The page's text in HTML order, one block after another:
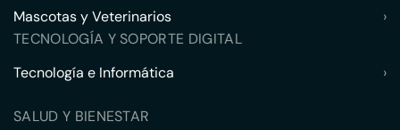
Mascotas y Veterinarios
›
TECNOLOGÍA Y SOPORTE DIGITAL
Tecnología e Informática
›
SALUD Y BIENESTAR